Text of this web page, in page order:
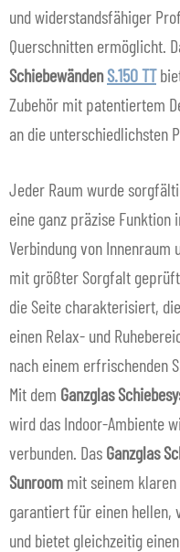
und widerstandsfähiger
Querschnitten ermöglicht.
SchiebewändenS.150 TT
Zubehör mit patentiertem
an die unterschiedlichsten
Jeder Raum wurde
eine ganz präzise Funktion
Verbindung von Innenraum
mit größter Sorgfalt
die Seite charakterisiert,
einen Relax- und
nach einem erfrischenden
Mit dem Ganzglas
wird das Indoor-Ambiente
verbunden. Das Ganzglas
Sunroom mit seinem
garantiert für einen hellen,
und bietet gleichzeitig